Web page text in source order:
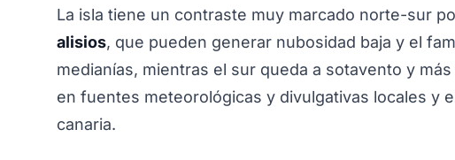
La isla tiene un contraste muy marcado norte-sur
alisios, que pueden generar nubosidad baja y el
medianías, mientras el sur queda a sotavento y
en fuentes meteorológicas y divulgativas locales y
canaria.